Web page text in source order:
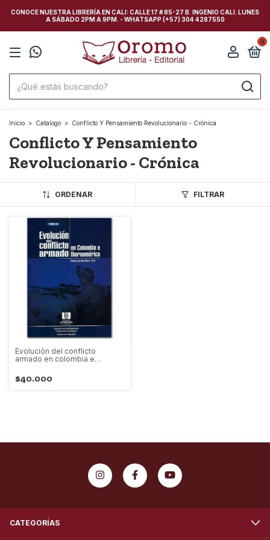
CONOCE NUESTRA LIBRERÍA EN CALI: CALLE 17 # 85-27 B. INGENIO CALI. LUNES
A SÁBADO 2PM A 9PM. - WHATSAPP (+57) 304 4287550
0
Inicio > Catalogo > Conflicto Y Pensamiento Revolucionario - Crónica
Conflicto Y Pensamiento
Revolucionario - Crónica
ORDENAR FILTRAR
Evolución del conflicto
armado en colombia e
$40.000
CATEGORÍAS